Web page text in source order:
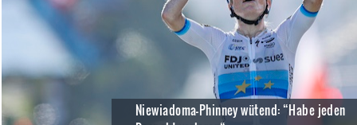
Niewiadoma-Phinney wütend: “Habe jeden